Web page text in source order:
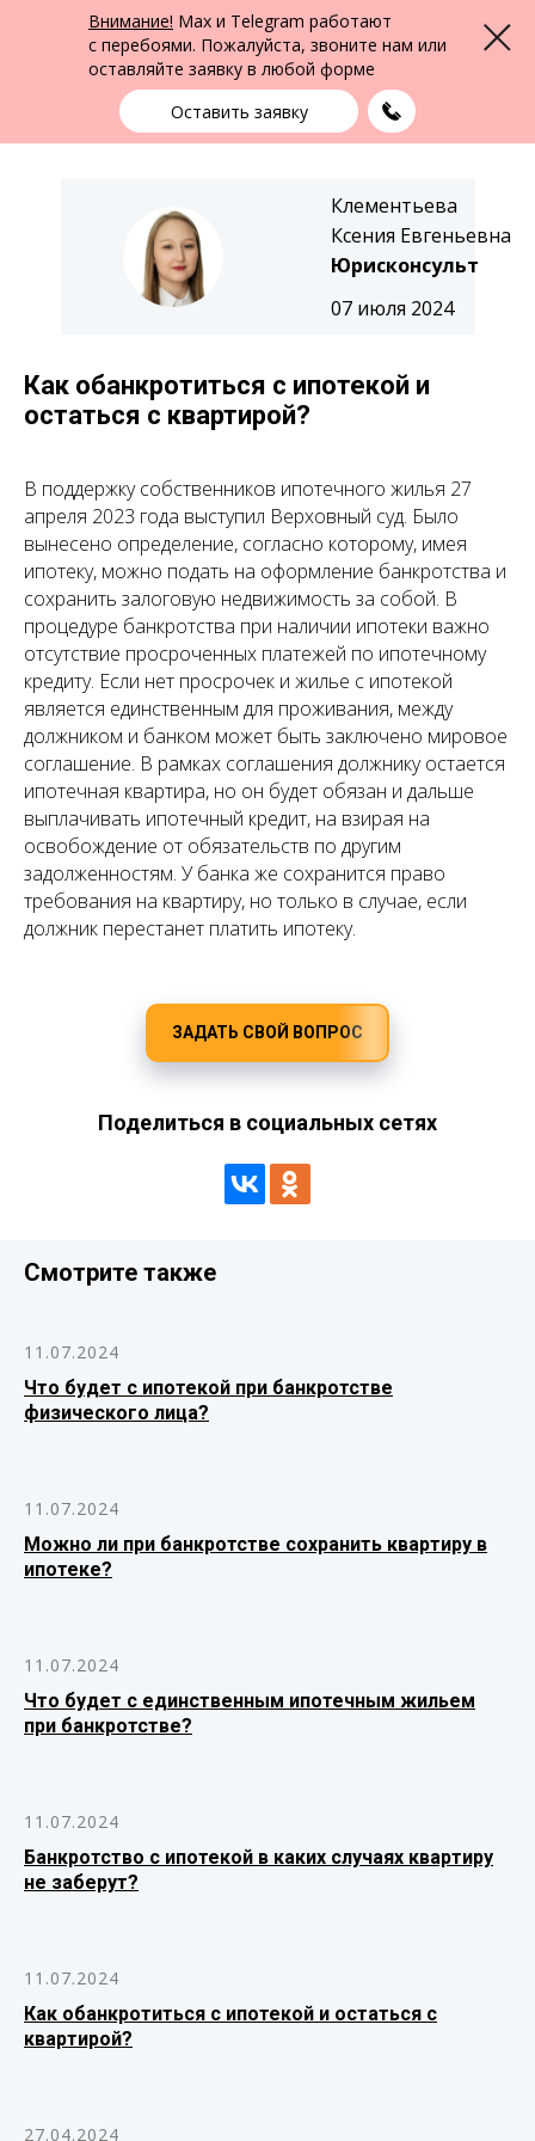
Внимание! Max и Telegram работают
с перебоями. Пожалуйста, звоните нам или
оставляйте заявку в любой форме
Оставить заявку
Меню
Юридическая помощь в Екатеринбурге
ФПК Альтернатива
Екатеринбург
выбрать город
+7 (343) 363-91-89
07 июля 2024
Клементьева
Ксения Евгеньевна
Юрисконсульт
Как обанкротиться с ипотекой и
остаться с квартирой?
В поддержку собственников ипотечного жилья 27
апреля 2023 года выступил Верховный суд. Было
вынесено определение, согласно которому, имея
ипотеку, можно подать на оформление банкротства и
сохранить залоговую недвижимость за собой. В
процедуре банкротства при наличии ипотеки важно
отсутствие просроченных платежей по ипотечному
кредиту. Если нет просрочек и жилье с ипотекой
является единственным для проживания, между
должником и банком может быть заключено мировое
соглашение. В рамках соглашения должнику остается
ипотечная квартира, но он будет обязан и дальше
выплачивать ипотечный кредит, на взирая на
освобождение от обязательств по другим
задолженностям. У банка же сохранится право
требования на квартиру, но только в случае, если
должник перестанет платить ипотеку.
ЗАДАТЬ СВОЙ ВОПРОС
Поделиться в социальных сетях
Смотрите также
11.07.2024
Что будет с ипотекой при банкротстве
физического лица?
11.07.2024
Можно ли при банкротстве сохранить квартиру в
ипотеке?
11.07.2024
Что будет с единственным ипотечным жильем
при банкротстве?
11.07.2024
Банкротство с ипотекой в каких случаях квартиру
не заберут?
11.07.2024
Как обанкротиться с ипотекой и остаться с
квартирой?
27.04.2024